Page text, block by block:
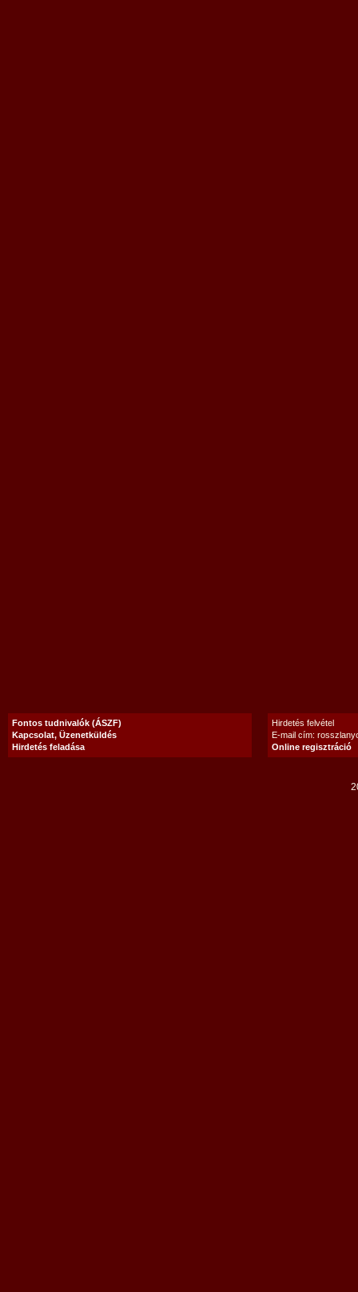
Fontos tudnivalók (ÁSZF)
Kapcsolat, Üzenetküldés
Hirdetés feladása
Hirdetés felvétel
E-mail cím:
Online regisztráció